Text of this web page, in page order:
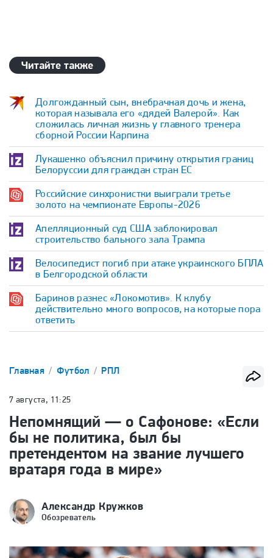
Читайте также
Долгожданный сын, внебрачная дочь и жена,
которая называла его «дядей Валерой». Как
сложилась личная жизнь у главного тренера
сборной России Карпина
Лукашенко объяснил причину открытия границ
Белоруссии для граждан стран ЕС
Российские синхронистки выиграли третье
золото на чемпионате Европы-2026
Апелляционный суд США заблокировал
строительство бального зала Трампа
Велосипедист погиб при атаке украинского БПЛА
в Белгородской области
Баринов разнес «Локомотив». К клубу
действительно много вопросов, на которые пора
ответить
Главная Футбол РПЛ
7 августа, 11:25
Непомнящий — о Сафонове: «Если
бы не политика, был бы
претендентом на звание лучшего
вратаря года в мире»
Александр Кружков
Обозреватель